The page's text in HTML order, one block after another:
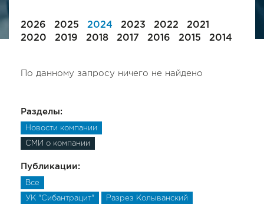
2026 2025 2024 2023 2022
2021
2020
2019 2018 2017 2016 2015 2014
По данному запросу ничего не найдено
Разделы:
Новости компании
СМИ о компании
Публикации:
Все
УК "Сибантрацит" Разрез Колыванский